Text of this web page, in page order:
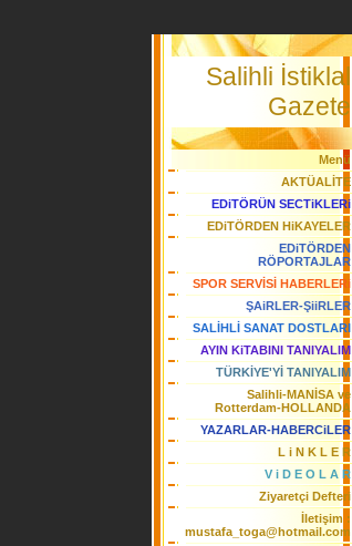
Salihli İstiklal
Gazete
Menü
AKTÜALİTE
EDiTÖRÜN SECTiKLERi
EDiTÖRDEN HiKAYELER
EDiTÖRDEN
RÖPORTAJLAR
SPOR SERVİSİ HABERLERi
ŞAiRLER-ŞiiRLER
SALİHLİ SANAT DOSTLARI
AYIN KiTABINI TANIYALIM
TÜRKİYE'Yİ TANIYALIM
Salihli-MANİSA ve
Rotterdam-HOLLANDA
YAZARLAR-HABERCiLER
L i N K L E R
V i D E O L A R
Ziyaretçi Defteri
İletişim :
mustafa_toga@hotmail.com